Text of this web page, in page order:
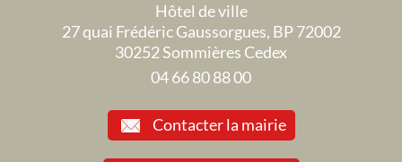
Hôtel de ville
27 quai Frédéric Gaussorgues, BP 72002
30252 Sommières Cedex
04 66 80 88 00
Contacter la mairie